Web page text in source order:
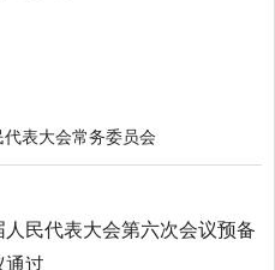
代表大会常务委员会
人民代表大会第六次会议预备
通过